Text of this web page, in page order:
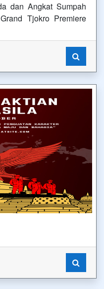
dan Angkat Sumpah
Tjokro Premiere